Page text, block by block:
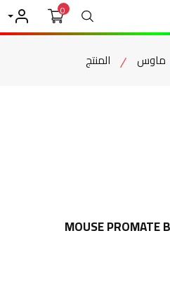
بحث0
حسابي
ماوس المنتج
MOUSE